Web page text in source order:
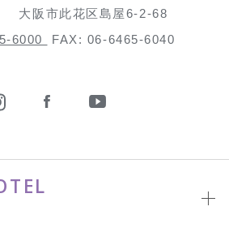
大阪市此花区島屋6-2-68
6000 FAX: 06-6465-6040